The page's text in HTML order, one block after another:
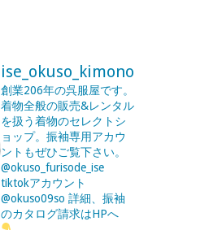
ise_okuso_kimono
創業206年の呉服屋です。
着物全般の販売&レンタル
を扱う着物のセレクトシ
ョップ。振袖専用アカウ
ントもぜひご覧下さい。
@okuso_furisode_ise
tiktokアカウント
@okuso09so 詳細、振袖
のカタログ請求はHPへ